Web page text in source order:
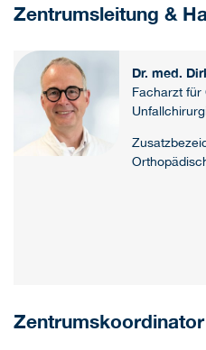
Zentrumsleitung &
Dr. med.
Facharzt für
Zentrumskoordinator